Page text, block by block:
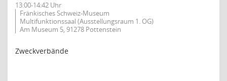
13:00-14:42 Uhr
Fränkisches Schweiz-Museum
Multifunktionssaal (Ausstellungsraum 1. OG)
Am Museum 5, 91278 Pottenstein
Zweckverbände